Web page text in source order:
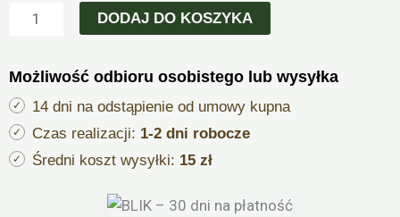
sznurek
zdobienia
i
pakowania
2mm
DODAJ DO KOSZYKA
Możliwość odbioru osobistego lub wysyłka
14 dni na odstąpienie od umowy kupna
Czas realizacji: 1-2 dni robocze
Średni koszt wysyłki: 15 zł